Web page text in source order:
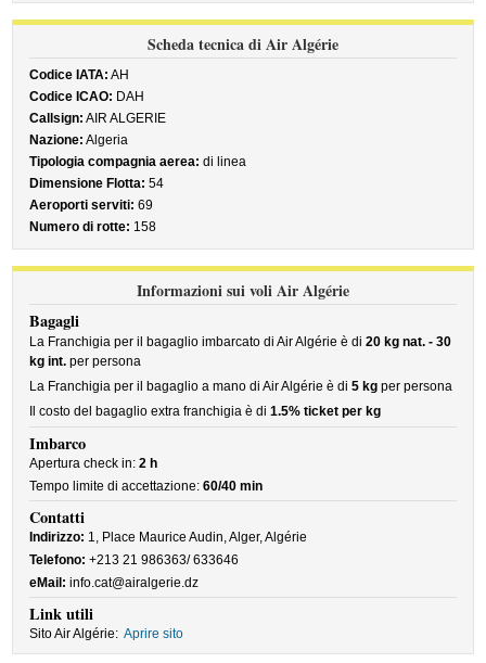
Scheda tecnica di Air Algérie
Codice IATA: AH
Codice ICAO: DAH
Callsign: AIR ALGERIE
Nazione: Algeria
Tipologia compagnia aerea: di linea
Dimensione Flotta: 54
Aeroporti serviti: 69
Numero di rotte: 158
Informazioni sui voli Air Algérie
Bagagli
La Franchigia per il bagaglio imbarcato di Air Algérie è di20 kg nat. - 30
kg int. per persona
La Franchigia per il bagaglio a mano di Air Algérie è di5 kg per persona
Il costo del bagaglio extra franchigia è di1.5% ticket per kg
Imbarco
Apertura check in:2 h
Tempo limite di accettazione:60/40 min
Contatti
Indirizzo: 1, Place Maurice Audin, Alger, Algérie
Telefono: +213 21 986363/ 633646
eMail: info.cat@airalgerie.dz
Link utili
Sito Air Algérie: Aprire sito